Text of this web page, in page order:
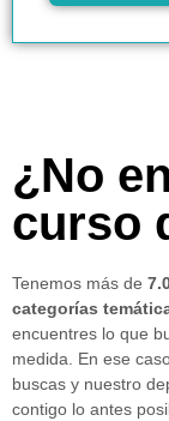
¿No
curso
Tenemos más de
categorías
encuentres lo que
medida. En ese
buscas y nuestro
contigo lo antes